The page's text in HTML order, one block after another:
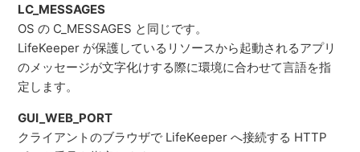
LC_MESSAGES
OS の C_MESSAGES と同じです。
LifeKeeper が保護しているリソースから起動されるアプリ
のメッセージが文字化けする際に環境に合わせて言語を指
定します。
GUI_WEB_PORT
クライアントのブラウザで LifeKeeper へ接続する HTTP